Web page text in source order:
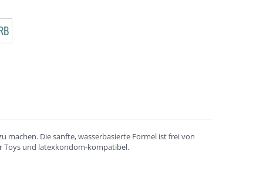
machen. Die sanfte, wasserbasierte Formel ist frei von
Toys und latexkondom-kompatibel.